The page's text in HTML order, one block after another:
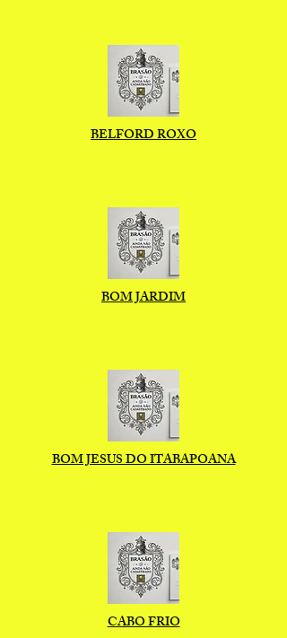
BELFORD ROXO
BOM JARDIM
BOM JESUS DO ITABAPOANA
CABO FRIO